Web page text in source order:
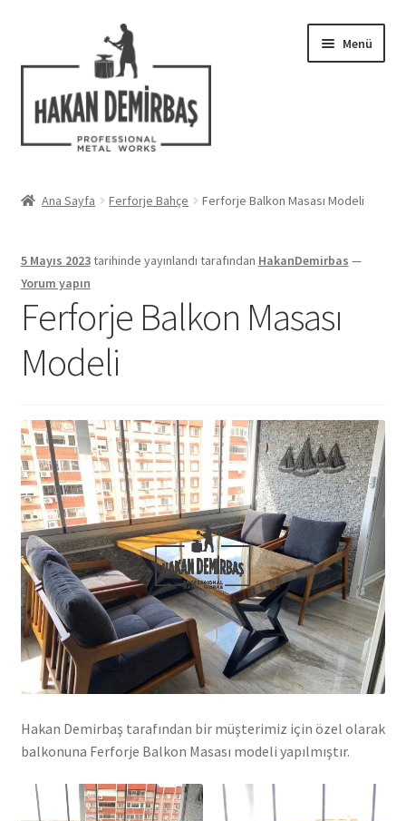
Menü
genişlet
Uygulamalar
Blog
İletişim
Ana Sayfa Ferforje Bahçe Ferforje Balkon Masası Modeli
5 Mayıs 2023tarihinde yayınlandı tarafından HakanDemirbas —
Yorum yapın
Ferforje Balkon Masası
Modeli
Hakan Demirbaş tarafından bir müşterimiz için özel olarak
balkonuna Ferforje Balkon Masası modeli yapılmıştır.